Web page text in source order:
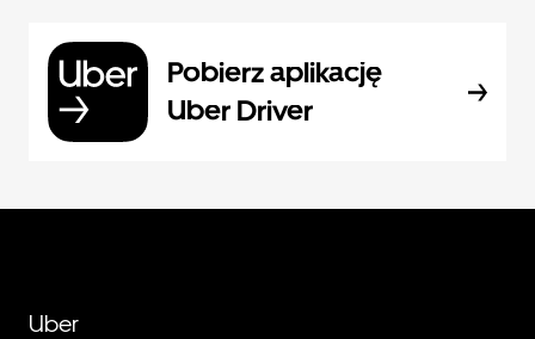
Pobierz aplikację
Uber Driver
Uber